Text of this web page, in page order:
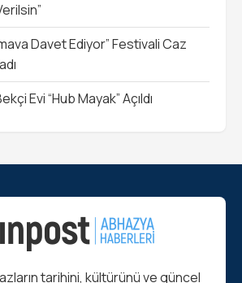
Davet Ediyor” Festivali Caz
Evi “Hub Mayak” Açıldı
tarihini, kültürünü ve güncel